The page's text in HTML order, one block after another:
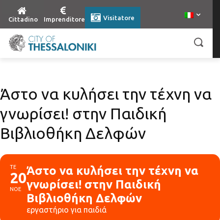
Cittadino Imprenditore Visitatore
Άστο να κυλήσει την τέχνη να
γνωρίσει! στην Παιδική
Βιβλιοθήκη Δελφών
ΤΕ
20
ΝΟΕ
Άστο να κυλήσει την τέχνη να
γνωρίσει! στην Παιδική
Βιβλιοθήκη Δελφών
εργαστήριο για παιδιά